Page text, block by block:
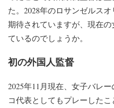
た。2028年のロサンゼルス
期待されていますが、現在
ているのでしょうか。
初の外国人監督
2025年11月現在、女子バレ
コ代表としてもプレーした